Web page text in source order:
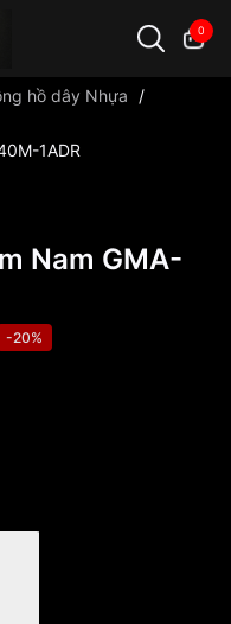
0
Orient ...
hồ dây Nhựa
/
1ADR
Nam GMA-
-20%